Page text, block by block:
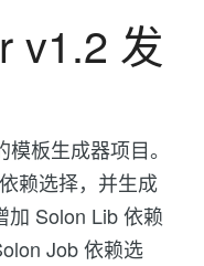
v1.2 发
板生成器项目。
赖选择，并生成
加 Solon Lib 依赖
Job 依赖选